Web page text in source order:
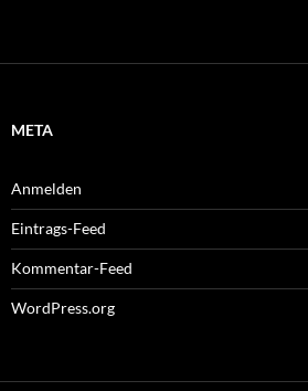
META
Anmelden
Eintrags-Feed
Kommentar-Feed
WordPress.org